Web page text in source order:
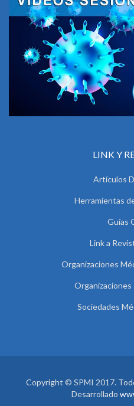
LINK Y
Artículos
Herramientas
Guías
Link a
Organizaciones
Sociedades
Copyright © SPMI 2017.
Desarrollado